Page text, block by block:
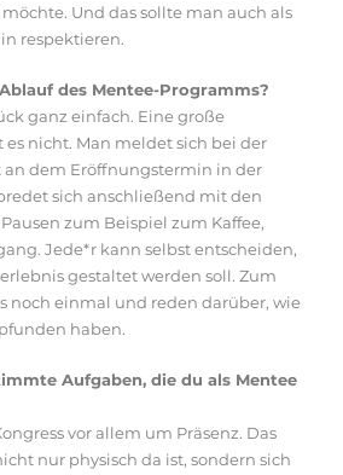
möchte. Und das sollte man auch als
respektieren.
des Mentee-Programms?
ganz einfach. Eine große
nicht. Man meldet sich bei der
dem Eröffnungstermin in der
sich anschließend mit den
zum Beispiel zum Kaffee,
Jede*r kann selbst entscheiden,
gestaltet werden soll. Zum
noch einmal und reden darüber, wie
haben.
Aufgaben, die du als Mentee
vor allem um Präsenz. Das
nur physisch da ist, sondern sich